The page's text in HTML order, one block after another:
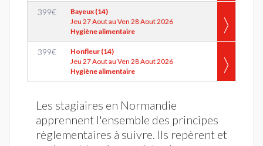
399€
Bayeux (14)
Jeu 27 Aout au Ven 28 Aout 2026
Hygiène alimentaire
399€
Honfleur (14)
Jeu 27 Aout au Ven 28 Aout 2026
Hygiène alimentaire
Les stagiaires en Normandie
apprennent l'ensemble des principes
règlementaires à suivre. Ils repèrent et